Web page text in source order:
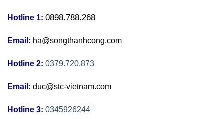
Hotline 1: 0898.788.268
Email: ha@songthanhcong.com
Hotline 2: 0379.720.873
Email: duc@stc-vietnam.com
Hotline 3: 0345926244